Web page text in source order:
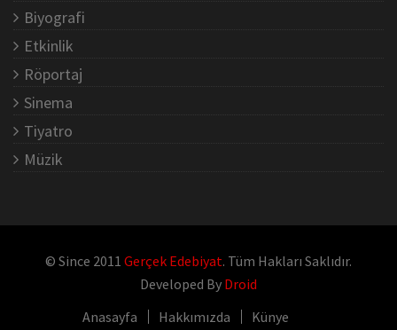
Biyografi
Etkinlik
Röportaj
Sinema
Tiyatro
Müzik
© Since 2011 Gerçek Edebiyat. Tüm Hakları Saklıdır.
Developed By Droid
Anasayfa
Hakkımızda Künye